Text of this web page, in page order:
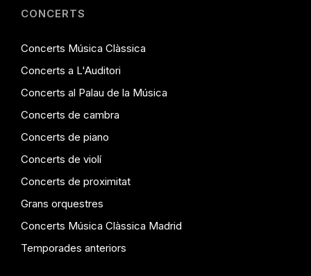
CONCERTS
Concerts Música Clàssica
Concerts a L'Auditori
Concerts al Palau de la Música
Concerts de cambra
Concerts de piano
Concerts de violí
Concerts de proximitat
Grans orquestres
Concerts Música Clàssica Madrid
Temporades anteriors